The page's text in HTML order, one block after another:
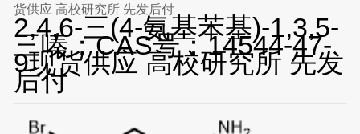
货供应 高校研究所 先发后付
2,4,6-三(4-氨基苯基)-1,3,5-
三嗪；CAS号：14544-47-
9现货供应 高校研究所 先发
后付